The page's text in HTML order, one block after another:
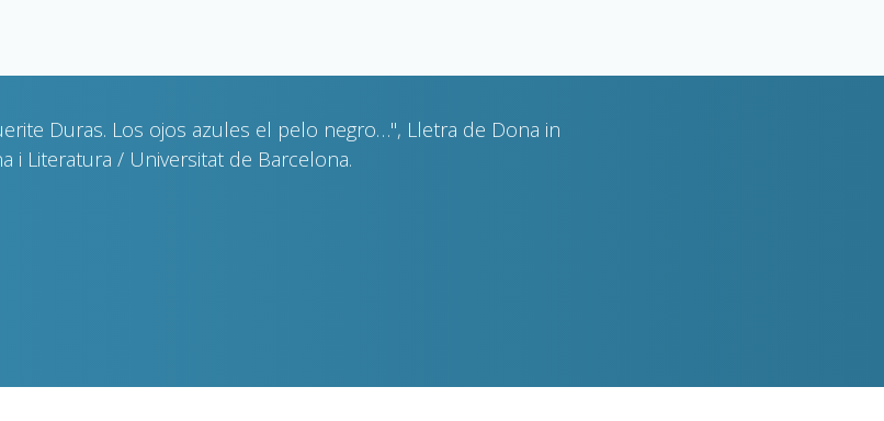
Duras. Los ojos azules el pelo negro…", Lletra de Dona in
i Literatura / Universitat de Barcelona.